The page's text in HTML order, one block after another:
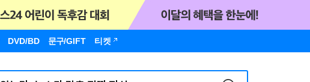
DVD/BD 문구/GIFT 티켓